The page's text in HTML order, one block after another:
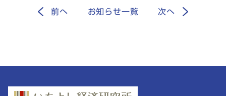
前へ お知らせ一覧 次へ